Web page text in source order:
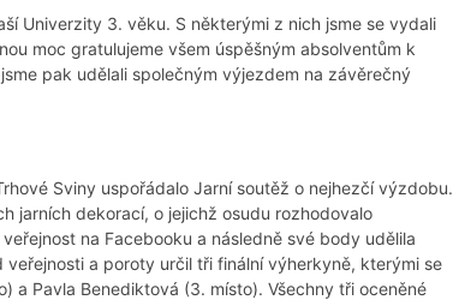
Univerzity 3. věku. S některými z nich jsme se vydali
moc gratulujeme všem úspěšným absolventům k
pak udělali společným výjezdem na závěrečný
Sviny uspořádalo Jarní soutěž o nejhezčí výzdobu.
jarních dekorací, o jejichž osudu rozhodovalo
na Facebooku a následně své body udělila
a poroty určil tři finální výherkyně, kterými se
a Pavla Benediktová (3. místo). Všechny tři oceněné